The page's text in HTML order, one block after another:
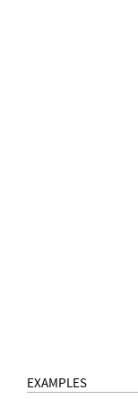
EXAMPLES